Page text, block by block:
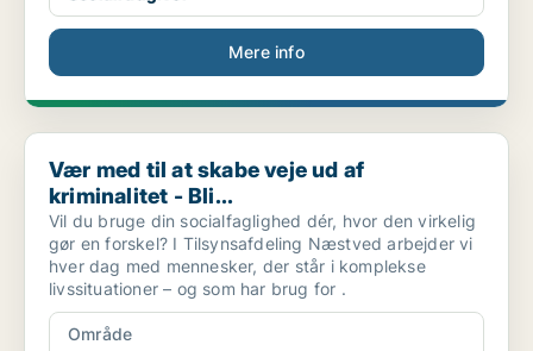
Mere info
Vær med til at skabe veje ud af kriminalitet - Bli...
Vær med til at skabe veje ud af
kriminalitet - Bli...
Vil du bruge din socialfaglighed dér, hvor den virkelig
gør en forskel? I Tilsynsafdeling Næstved arbejder vi
hver dag med mennesker, der står i komplekse
livssituationer – og som har brug for .
Område